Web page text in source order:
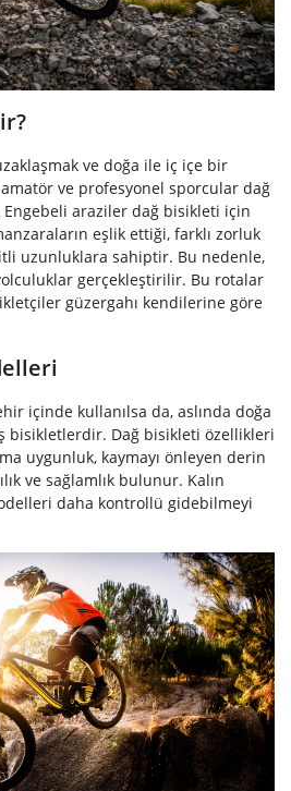
ve doğa ile iç içe bir
ve profesyonel sporcular dağ
araziler dağ bisikleti için
eşlik ettiği, farklı zorluk
uzunluklara sahiptir. Bu nedenle,
gerçekleştirilir. Bu rotalar
güzergahı kendilerine göre
içinde kullanılsa da, aslında doğa
bisikletlerdir. Dağ bisikleti özellikleri
uygunluk, kaymayı önleyen derin
ve sağlamlık bulunur. Kalın
daha kontrollü gidebilmeyi